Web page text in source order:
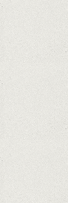
de lansare
cameră